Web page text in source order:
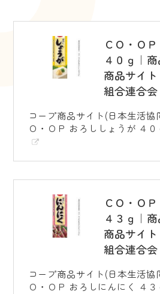
ＣＯ・Ｏ
４０ｇ｜
商品サイ
組合連合会
コープ商品サイト(日本生活協
Ｏ・ＯＰ おろししょうが ４０
ＣＯ・Ｏ
４３ｇ｜
商品サイ
組合連合会
コープ商品サイト(日本生活協
Ｏ・ＯＰ おろしにんにく ４３